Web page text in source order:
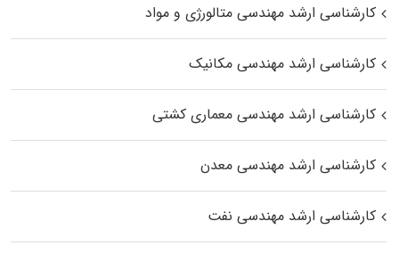
کارشناسی ارشد مهندسی متالورژی و مواد
کارشناسی ارشد مهندسی مکانیک
کارشناسی ارشد مهندسی معماری کشتی
کارشناسی ارشد مهندسی معدن
کارشناسی ارشد مهندسی نفت